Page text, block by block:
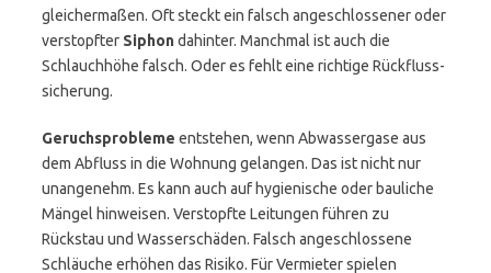
gleichermaßen. Oft steckt ein falsch angeschlossener oder
verstopfter Siphondahinter. Manchmal ist auch die
Schlauchhöhe falsch. Oder es fehlt eine richtige Rückfluss­
sicherung.
Geruchsprobleme entstehen, wenn Abwassergase aus
dem Abfluss in die Wohnung gelangen. Das ist nicht nur
unangenehm. Es kann auch auf hygienische oder bauliche
Mängel hinweisen. Verstopfte Leitungen führen zu
Rückstau und Wasserschäden. Falsch angeschlossene
Schläuche erhöhen das Risiko. Für Vermieter spielen